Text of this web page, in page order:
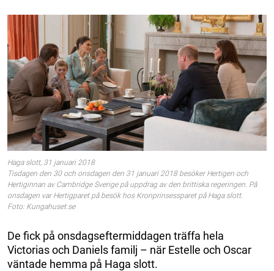
Haga slott, 31 januari 2018
Tisdagen den 30 och onsdagen den 31 januari 2018 besöker Hertigen och
Hertiginnan av Cambridge Sverige på uppdrag av den brittiska regeringen. På
onsdagen var Hertigparet på besök hos Kronprinsessparet på Haga slott.
Foto: Kungahuset.se
De fick på onsdagseftermiddagen träffa hela
Victorias och Daniels familj – när Estelle och Oscar
väntade hemma på Haga slott.